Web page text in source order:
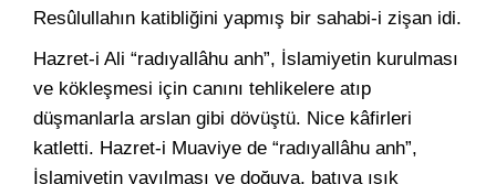
Resûlullahın katibliğini yapmış bir sahabi-i zişan idi.
Hazret-i Ali “radıyallâhu anh”, İslamiyetin kurulması
ve kökleşmesi için canını tehlikelere atıp
düşmanlarla arslan gibi dövüştü. Nice kâfirleri
katletti. Hazret-i Muaviye de “radıyallâhu anh”,
İslamiyetin yayılması ve doğuya, batıya ışık